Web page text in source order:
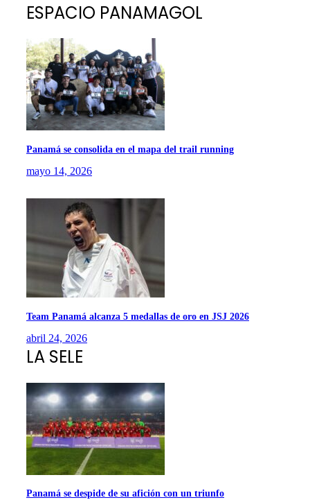
ESPACIO PANAMAGOL
Panamá se consolida en el mapa del trail running
mayo 14, 2026
Team Panamá alcanza 5 medallas de oro en JSJ 2026
abril 24, 2026
LA SELE
Panamá se despide de su afición con un triunfo